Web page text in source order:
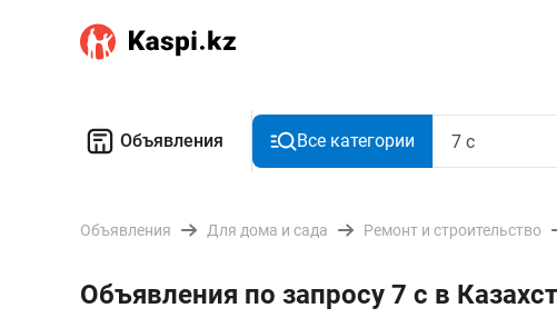
Объявления Все категории
Объявления Для дома и сада Ремонт и строительство
Объявления по запросу 7 с в